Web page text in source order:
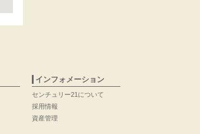
インフォメーション
センチュリー21について
採用情報
資産管理